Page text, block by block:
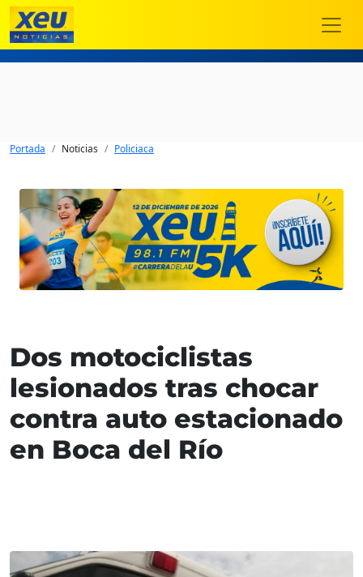
Portada Noticias Policiaca
Dos motociclistas
lesionados tras chocar
contra auto estacionado
en Boca del Río